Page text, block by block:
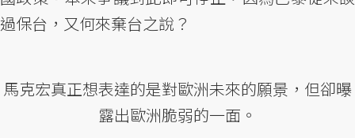
過保台，又何來棄台之說？
馬克宏真正想表達的是對歐洲未來的願景，但卻曝
露出歐洲脆弱的一面。